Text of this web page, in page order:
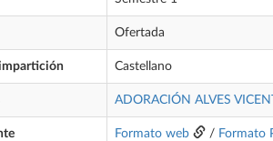
Ofertada
Castellano
ADORACIÓN ALVES
Formato web / Formato